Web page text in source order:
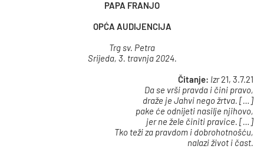
PAPA FRANJO
OPĆA AUDIJENCIJA
Trg sv. Petra
Srijeda, 3. travnja 2024.
Čitanje: Izr21, 3.7.21
Da se vrši pravda i čini pravo,
draže je Jahvi nego žrtva. […]
pake će odnijeti nasilje njihovo,
jer ne žele činiti pravice. […]
Tko teži za pravdom i dobrohotnošću,
nalazi život i čast.